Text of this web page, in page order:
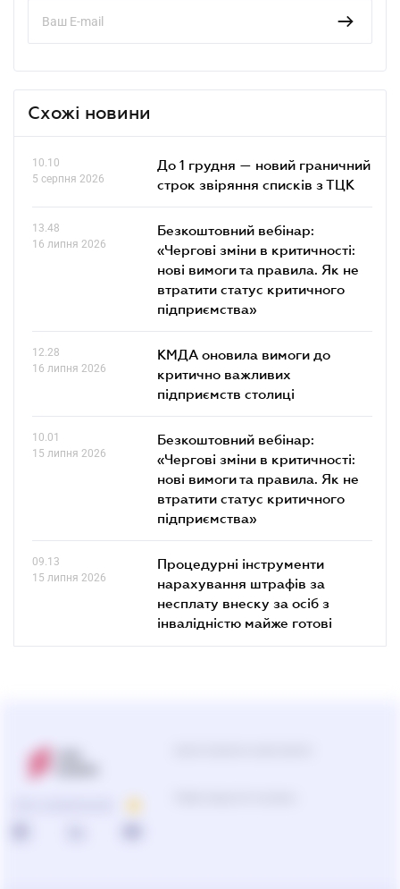
Схожі новини
10.10
5 серпня 2026
До 1 грудня — новий граничний
строк звіряння списків з ТЦК
13.48
16 липня 2026
Безкоштовний вебінар:
«Чергові зміни в критичності:
нові вимоги та правила. Як не
втратити статус критичного
підприємства»
12.28
16 липня 2026
КМДА оновила вимоги до
критично важливих
підприємств столиці
10.01
15 липня 2026
Безкоштовний вебінар:
«Чергові зміни в критичності:
нові вимоги та правила. Як не
втратити статус критичного
підприємства»
09.13
15 липня 2026
Процедурні інструменти
нарахування штрафів за
несплату внеску за осіб з
інвалідністю майже готові